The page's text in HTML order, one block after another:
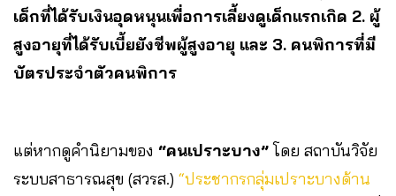
เด็กที่ได้รับเงินอุดหนุนเพื่อการเลี้ยงดูเด็กแรกเกิด 2. ผู้
สูงอายุที่ได้รับเบี้ยยังชีพผู้สูงอายุ และ 3. คนพิการที่มี
บัตรประจำตัวคนพิการ
แต่หากดูคำนิยามของ “คนเปราะบาง”โดย สถาบันวิจัย
ระบบสาธารณสุข (สวรส.) “ประชากรกลุ่มเปราะบางด้าน